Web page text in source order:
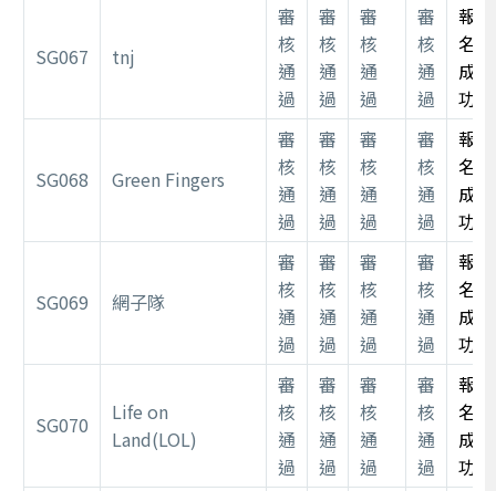
SG067 tnj
審
核
通
過
審
核
通
過
審
核
通
過
審
核
通
過
報
名
成
功
SG068 Green Fingers
審
核
通
過
審
核
通
過
審
核
通
過
審
核
通
過
報
名
成
功
SG069 網子隊
審
核
通
過
審
核
通
過
審
核
通
過
審
核
通
過
報
名
成
功
SG070
Life on
Land(LOL)
審
核
通
過
審
核
通
過
審
核
通
過
審
核
通
過
報
名
成
功